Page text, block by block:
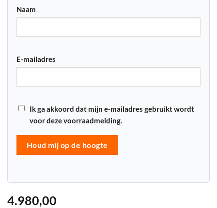
Naam
E-mailadres
Ik ga akkoord dat mijn e-mailadres gebruikt wordt
voor deze voorraadmelding.
Houd mij op de hoogte
4.980,00